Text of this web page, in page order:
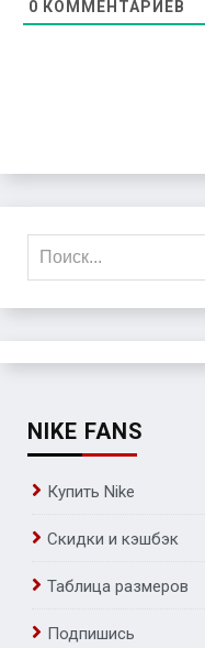
0 КОММЕНТАРИЕВ
Поиск
NIKE FANS
Купить Nike
Скидки и кэшбэк
Таблица размеров
Подпишись